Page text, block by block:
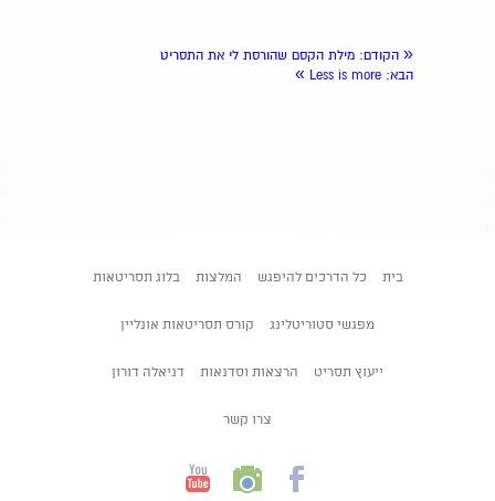
« הקודם: מילת הקסם שהורסת לי את התסריט
הבא: Less is more
»
בית כל הדרכים להיפגש המלצות בלוג תסריטאות
מפגשי סטוריטלינג קורס תסריטאות אונליין
ייעוץ תסריט הרצאות וסדנאות דניאלה דורון
צרו קשר